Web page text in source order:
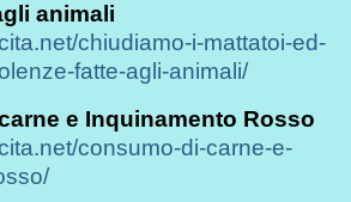
animali
chiudiamo-i-mattatoi-ed-
fatte-agli-animali/
e Inquinamento Rosso
consumo-di-carne-e-